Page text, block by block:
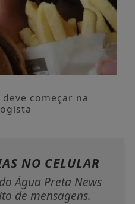
começar na
NO CELULAR
Água Preta News
de mensagens.